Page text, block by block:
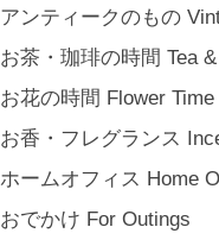
アンティークのもの
お茶・珈琲の時間 Tea
お花の時間 Flower Time
お香・フレグランス
ホームオフィス Home
おでかけ For Outings